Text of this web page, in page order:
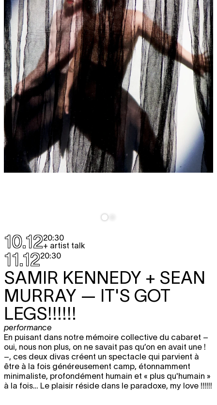
10.1220:30
+ artist talk
11.1220:30
SAMIR KENNEDY + SEAN
MURRAY — IT'S GOT
LEGS!!!!!!
performance
En puisant dans notre mémoire collective du cabaret –
oui, nous non plus, on ne savait pas qu’on en avait une !
–, ces deux divas créent un spectacle qui parvient à
être à la fois généreusement camp, étonnamment
minimaliste, profondément humain et « plus qu'humain »
à la fois… Le plaisir réside dans le paradoxe, my love !!!!!!